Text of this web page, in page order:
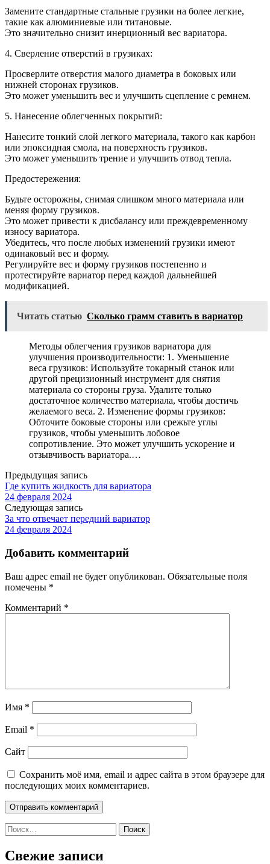
Замените стандартные стальные грузики на более легкие,
такие как алюминиевые или титановые.
Это значительно снизит инерционный вес вариатора.
4. Сверление отверстий в грузиках:
Просверлите отверстия малого диаметра в боковых или
нижней сторонах грузиков.
Это может уменьшить вес и улучшить сцепление с ремнем.
5. Нанесение облегченных покрытий:
Нанесите тонкий слой легкого материала, такого как карбон
или эпоксидная смола, на поверхность грузиков.
Это может уменьшить трение и улучшить отвод тепла.
Предостережения:
Будьте осторожны, снимая слишком много материала или
меняя форму грузиков.
Это может привести к дисбалансу или преждевременному
износу вариатора.
Убедитесь, что после любых изменений грузики имеют
одинаковый вес и форму.
Регулируйте вес и форму грузиков постепенно и
протестируйте вариатор перед каждой дальнейшей
модификацией.
Читать статью Сколько грамм ставить в вариатор
Методы облегчения грузиков вариатора для
улучшения производительности: 1. Уменьшение
веса грузиков: Используйте токарный станок или
другой прецизионный инструмент для снятия
материала со стороны груза. Удалите только
достаточное количество материала, чтобы достичь
желаемого веса. 2. Изменение формы грузиков:
Обточите боковые стороны или срежьте углы
грузиков, чтобы уменьшить лобовое
сопротивление. Это может улучшить ускорение и
отзывчивость вариатора.…
Предыдущая запись
Где купить жидкость для вариатора
24 февраля 2024
Следующая запись
За что отвечает передний вариатор
24 февраля 2024
Добавить комментарий
Ваш адрес email не будет опубликован. Обязательные поля
помечены *
Комментарий *
Имя *
Email *
Сайт
Сохранить моё имя, email и адрес сайта в этом браузере для
последующих моих комментариев.
Найти:
Свежие записи